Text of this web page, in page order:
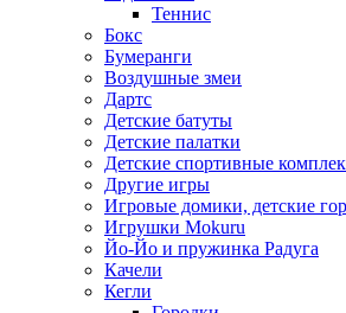
Теннис
Бокс
Бумеранги
Воздушные змеи
Дартс
Детские батуты
Детские палатки
Детские спортивные
Другие игры
Игровые домики, детские
Игрушки Mokuru
Йо-Йо и пружинка Радуга
Качели
Кегли